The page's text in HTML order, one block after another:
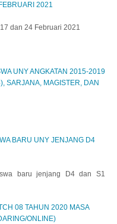
2021
dan 24 Februari 2021
UNY ANGKATAN 2015-2019
SARJANA, MAGISTER, DAN
BARU UNY JENJANG D4
baru jenjang D4 dan S1
08 TAHUN 2020 MASA
ONLINE)